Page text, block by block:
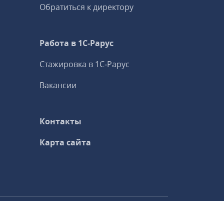
Обратиться к директору
Работа в 1С‑Рарус
Стажировка в 1С‑Рарус
Вакансии
Контакты
Карта сайта